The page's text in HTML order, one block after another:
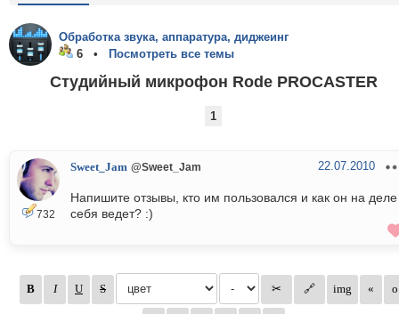
Обработка звука, аппаратура, диджеинг
6 •
Посмотреть все темы
Студийный микрофон Rode PROCASTER
1
732
Sweet_Jam @Sweet_Jam 22.07.2010
Напишите отзывы, кто им пользовался и как он на деле
себя ведет? :)